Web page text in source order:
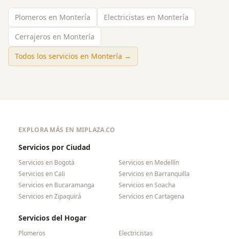
Plomeros en Montería
Electricistas en Montería
Cerrajeros en Montería
Todos los servicios en Montería →
EXPLORA MÁS EN MIPLAZA.CO
Servicios por Ciudad
Servicios en Bogotá Servicios en Medellín
Servicios enCali Servicios en Barranquilla
Servicios en Bucaramanga Servicios enSoacha
Servicios enZipaquirá Servicios enCartagena
Servicios del Hogar
Plomeros
Electricistas